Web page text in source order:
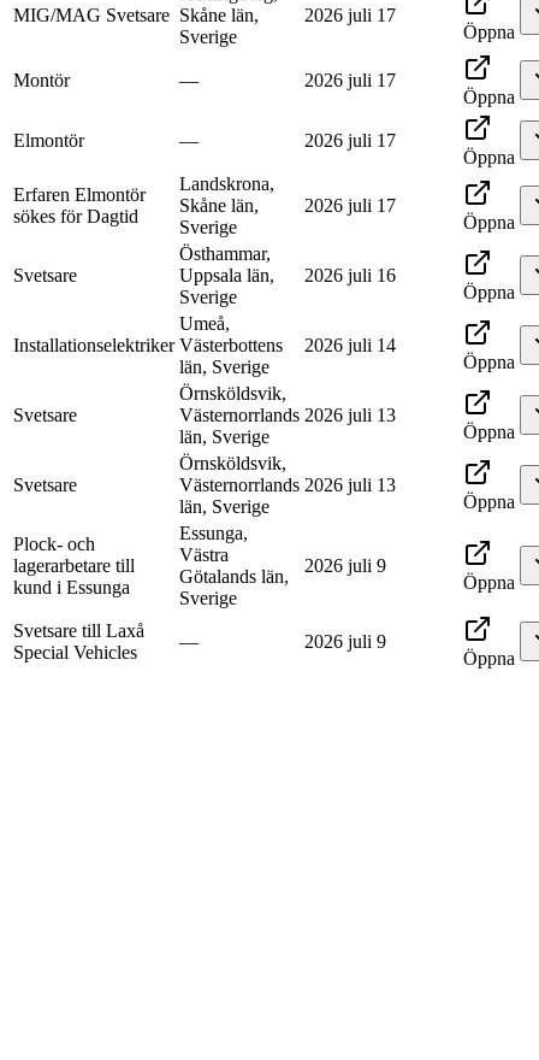
MIG/MAG Svetsare Skåne län,
Sverige
2026 juli 17
Öppna
Montör —
2026 juli 17
Öppna
Elmontör —
2026 juli 17
Öppna
Erfaren Elmontör
sökes för Dagtid
Landskrona,
Skåne län,
Sverige
2026 juli 17
Öppna
Svetsare
Östhammar,
Uppsala län,
Sverige
2026 juli 16
Öppna
Installationselektriker
Umeå,
Västerbottens
län, Sverige
2026 juli 14
Öppna
Svetsare
Örnsköldsvik,
Västernorrlands
län, Sverige
2026 juli 13
Öppna
Svetsare
Örnsköldsvik,
Västernorrlands
län, Sverige
2026 juli 13
Öppna
Plock- och
lagerarbetare till
kund i Essunga
Essunga,
Västra
Götalands län,
Sverige
2026 juli 9
Öppna
Svetsare till Laxå
Special Vehicles
—
2026 juli 9
Öppna